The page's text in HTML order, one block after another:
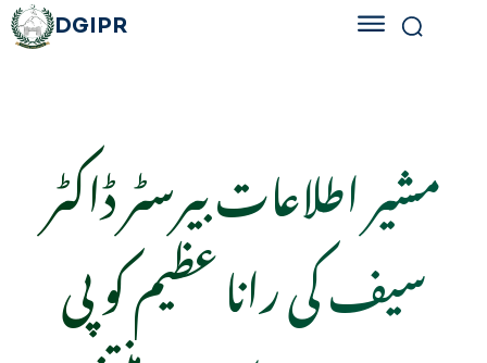
DGIPR
مشیر اطلاعات بیرسٹر ڈاکٹر
سیف کی رانا عظیم کو پی